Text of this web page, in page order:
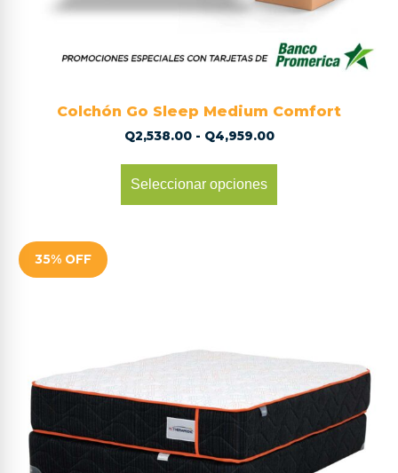
Colchón Go Sleep Medium Comfort
Q2,538.00 - Q4,959.00
Seleccionar opciones
35% OFF